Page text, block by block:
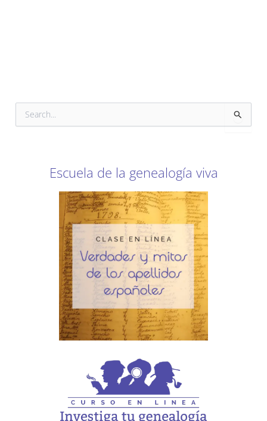
Escuela de la genealogía viva